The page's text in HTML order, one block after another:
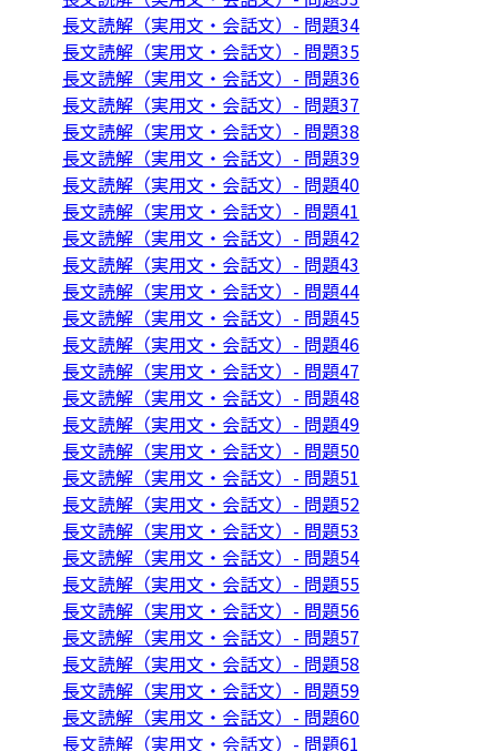
長文読解（実用文・会話文）- 問題34
長文読解（実用文・会話文）- 問題35
長文読解（実用文・会話文）- 問題36
長文読解（実用文・会話文）- 問題37
長文読解（実用文・会話文）- 問題38
長文読解（実用文・会話文）- 問題39
長文読解（実用文・会話文）- 問題40
長文読解（実用文・会話文）- 問題41
長文読解（実用文・会話文）- 問題42
長文読解（実用文・会話文）- 問題43
長文読解（実用文・会話文）- 問題44
長文読解（実用文・会話文）- 問題45
長文読解（実用文・会話文）- 問題46
長文読解（実用文・会話文）- 問題47
長文読解（実用文・会話文）- 問題48
長文読解（実用文・会話文）- 問題49
長文読解（実用文・会話文）- 問題50
長文読解（実用文・会話文）- 問題51
長文読解（実用文・会話文）- 問題52
長文読解（実用文・会話文）- 問題53
長文読解（実用文・会話文）- 問題54
長文読解（実用文・会話文）- 問題55
長文読解（実用文・会話文）- 問題56
長文読解（実用文・会話文）- 問題57
長文読解（実用文・会話文）- 問題58
長文読解（実用文・会話文）- 問題59
長文読解（実用文・会話文）- 問題60
長文読解（実用文・会話文）- 問題61